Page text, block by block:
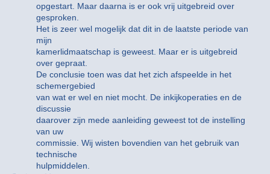
opgestart. Maar daarna is er ook vrij uitgebreid over
gesproken.
Het is zeer wel mogelijk dat dit in de laatste periode van
mijn
kamerlidmaatschap is geweest. Maar er is uitgebreid
over gepraat.
De conclusie toen was dat het zich afspeelde in het
schemergebied
van wat er wel en niet mocht. De inkijkoperaties en de
discussie
daarover zijn mede aanleiding geweest tot de instelling
van uw
commissie. Wij wisten bovendien van het gebruik van
technische
hulpmiddelen.